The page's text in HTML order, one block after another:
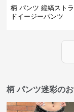
柄 パンツ 縦縞スト
ドイージーパンツ
柄 パンツ迷彩の